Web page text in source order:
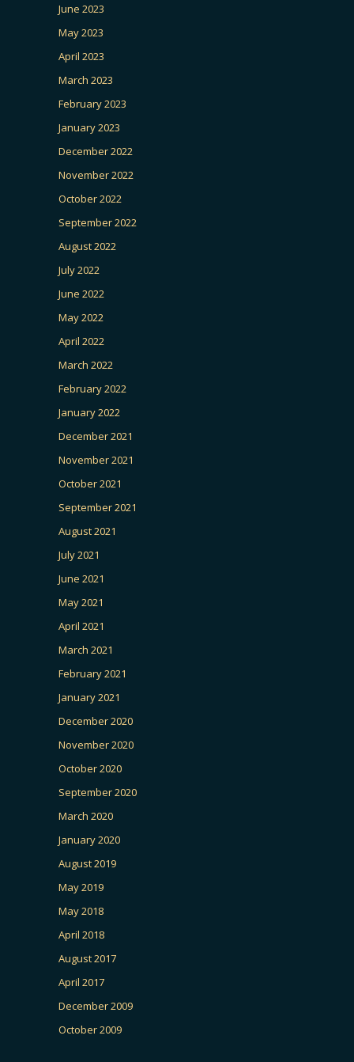
June 2023
May 2023
April 2023
March 2023
February 2023
January 2023
December 2022
November 2022
October 2022
September 2022
August 2022
July 2022
June 2022
May 2022
April 2022
March 2022
February 2022
January 2022
December 2021
November 2021
October 2021
September 2021
August 2021
July 2021
June 2021
May 2021
April 2021
March 2021
February 2021
January 2021
December 2020
November 2020
October 2020
September 2020
March 2020
January 2020
August 2019
May 2019
May 2018
April 2018
August 2017
April 2017
December 2009
October 2009